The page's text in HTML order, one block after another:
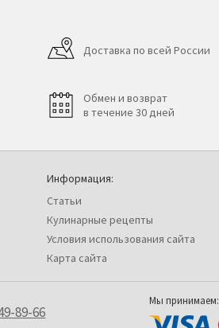
Доставка по всей России
Обмен и возврат
в течение 30 дней
Информация:
Статьи
Кулинарные рецепты
Условия использования сайта
Карта сайта
89-66
Мы принимаем: